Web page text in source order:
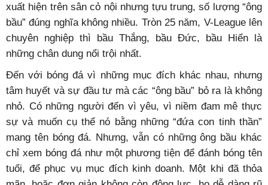
xuất hiện trên sân cỏ nội nhưng tựu trung, số lượng “ông
bầu” đúng nghĩa không nhiều. Tròn 25 năm, V-League lên
chuyên nghiệp thì bầu Thắng, bầu Đức, bầu Hiển là
những chân dung nổi trội nhất.
Đến với bóng đá vì những mục đích khác nhau, nhưng
tâm huyết và sự đầu tư mà các “ông bầu” bỏ ra là không
nhỏ. Có những người đến vì yêu, vì niềm đam mê thực
sự và muốn cụ thể nó bằng những “đứa con tinh thần”
mang tên bóng đá. Nhưng, vẫn có những ông bầu khác
chỉ xem bóng đá như một phương tiện để đánh bóng tên
tuổi, để phục vụ mục đích kinh doanh. Một khi đã thỏa